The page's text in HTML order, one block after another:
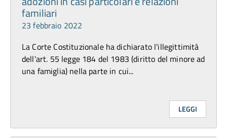
familiari
23 febbraio 2022
La Corte Costituzionale ha dichiarato l'illegittimità
dell'art. 55 legge 184 del 1983 (diritto del minore ad
una famiglia) nella parte in cui...
LEGGI